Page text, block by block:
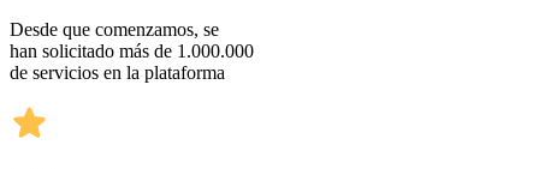
Desde que comenzamos, se
han solicitado más de 1.000.000
de servicios en la plataforma